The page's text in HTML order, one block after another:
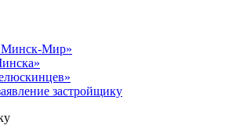
Мир»
застройщику